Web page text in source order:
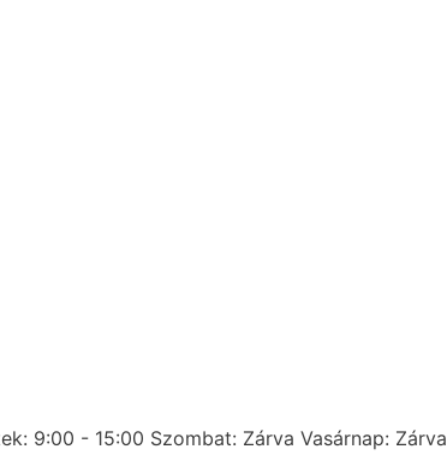
9:00 - 15:00 Szombat: Zárva Vasárnap: Zárva